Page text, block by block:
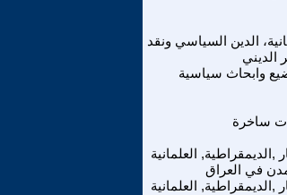
الدين السياسي ونقد
الديني
وابحاث سياسية
ساخرة
,الديمقراطية, العلمانية
في العراق
,الديمقراطية, العلمانية